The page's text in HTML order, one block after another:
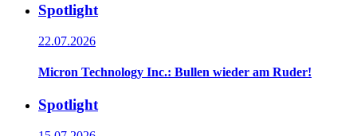
Spotlight
22.07.2026
Micron Technology Inc.: Bullen wieder am Ruder!
Spotlight